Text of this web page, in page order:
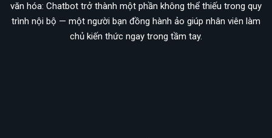
văn hóa: Chatbot trở thành một phần không thể thiếu trong quy
trình nội bộ — một người bạn đồng hành ảo giúp nhân viên làm
chủ kiến thức ngay trong tầm tay.